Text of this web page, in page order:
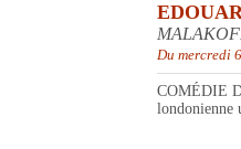
Du mercredi
COMÉDIE
londonienne